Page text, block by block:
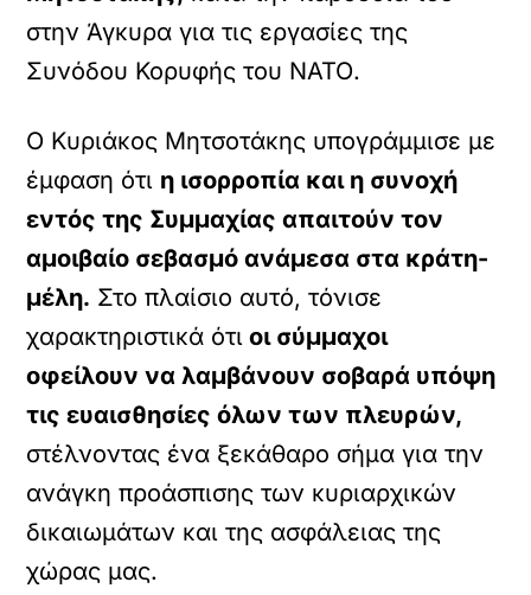
στην Άγκυρα για τις εργασίες της
Συνόδου Κορυφής του ΝΑΤΟ.
Ο Κυριάκος Μητσοτάκης υπογράμμισε με
έμφαση ότι η ισορροπία και η συνοχή
εντός της Συμμαχίας απαιτούν τον
αμοιβαίο σεβασμό ανάμεσα στα κράτη-
μέλη. Στο πλαίσιο αυτό, τόνισε
χαρακτηριστικά ότι οι σύμμαχοι
οφείλουν να λαμβάνουν σοβαρά υπόψη
τις ευαισθησίες όλων των πλευρών,
στέλνοντας ένα ξεκάθαρο σήμα για την
ανάγκη προάσπισης των κυριαρχικών
δικαιωμάτων και της ασφάλειας της
χώρας μας.